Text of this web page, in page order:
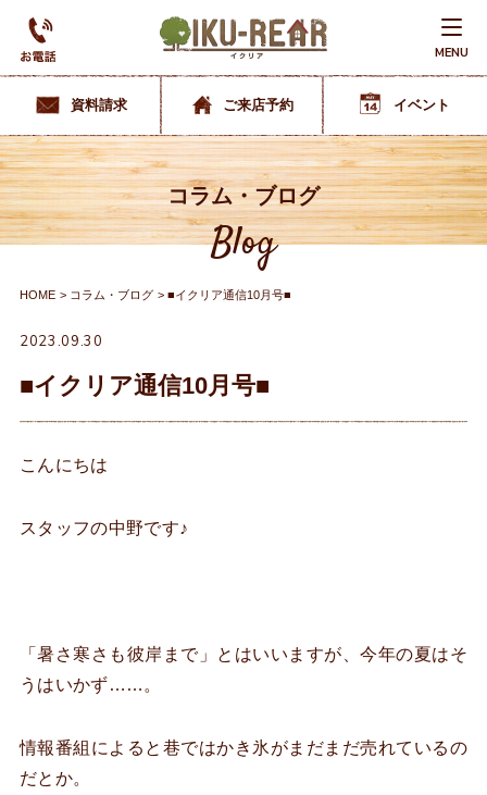
MENU
資料請求 ご来店予約 イベント
コラム・ブログ
Blog
HOME コラム・ブログ ■イクリア通信10月号■
2023.09.30
■イクリア通信10月号■
こんにちは
スタッフの中野です♪
「暑さ寒さも彼岸まで」とはいいますが、今年の夏はそ
うはいかず……。
情報番組によると巷ではかき氷がまだまだ売れているの
だとか。